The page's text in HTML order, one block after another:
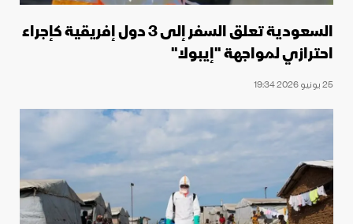
السعودية تعلق السفر إلى 3 دول إفريقية كإجراء
احترازي لمواجهة "إيبولا"
25 يونيو 2026 19:34